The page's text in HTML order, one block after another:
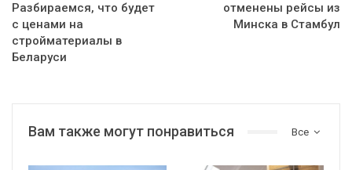
Разбираемся, что будет
с ценами на
стройматериалы в
Беларуси
отменены рейсы из
Минска в Стамбул
Все
Вам также могут понравиться